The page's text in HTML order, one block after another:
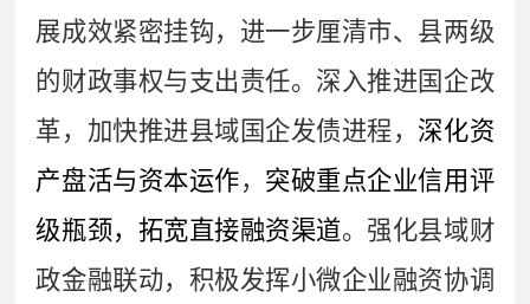
展成效紧密挂钩，进一步厘清市、县两级
的财政事权与支出责任。深入推进国企改
革，加快推进县域国企发债进程， 深化资
产盘活与资本运作， 突破重点企业信用评
级瓶颈，拓宽直接融资渠道。强化县域财
政金融联动，积极发挥小微企业融资协调